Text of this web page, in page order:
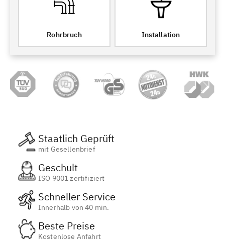
Rohrbruch Installation
Staatlich Geprüft
mit Gesellenbrief
Geschult
ISO 9001 zertifiziert
Schneller Service
Innerhalb von 40 min.
Beste Preise
Kostenlose Anfahrt